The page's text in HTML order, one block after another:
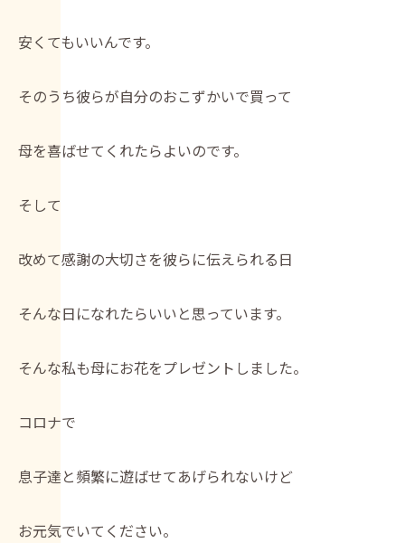
安くてもいいんです。
そのうち彼らが自分のおこずかいで買って
母を喜ばせてくれたらよいのです。
そして
改めて感謝の大切さを彼らに伝えられる日
そんな日になれたらいいと思っています。
そんな私も母にお花をプレゼントしました。
コロナで
息子達と頻繁に遊ばせてあげられないけど
お元気でいてください。